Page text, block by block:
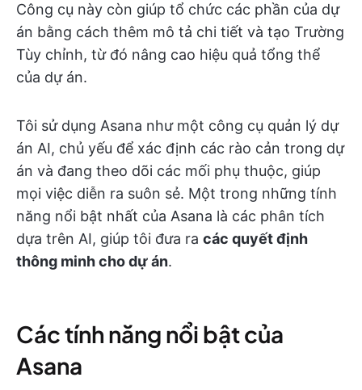
Công cụ này còn giúp tổ chức các phần của dự
án bằng cách thêm mô tả chi tiết và tạo Trường
Tùy chỉnh, từ đó nâng cao hiệu quả tổng thể
của dự án.
Tôi sử dụng Asana như một công cụ quản lý dự
án AI, chủ yếu để xác định các rào cản trong dự
án và đang theo dõi các mối phụ thuộc, giúp
mọi việc diễn ra suôn sẻ. Một trong những tính
năng nổi bật nhất của Asana là các phân tích
dựa trên AI, giúp tôi đưa ra các quyết định
thông minh cho dự án.
Các tính năng nổi bật của
Asana